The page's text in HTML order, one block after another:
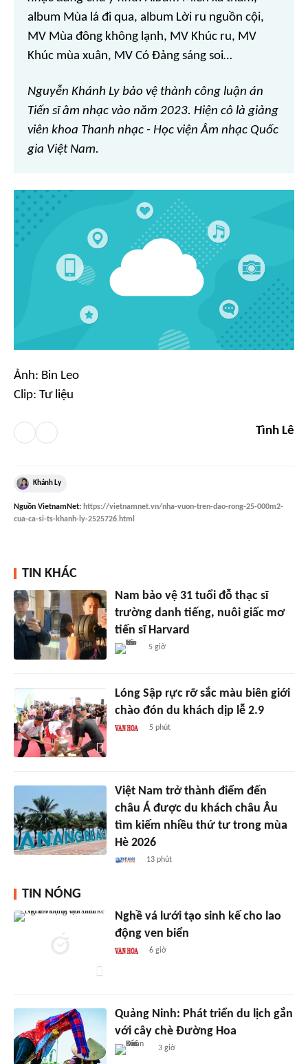
album Mùa lá đi qua, album Lời ru nguồn cội,
MV Mùa đông không lạnh, MV Khúc ru, MV
Khúc mùa xuân, MV Có Đảng sáng soi…
Nguyễn Khánh Ly bảo vệ thành công luận án
Tiến sĩ âm nhạc vào năm 2023. Hiện cô là giảng
viên khoa Thanh nhạc - Học viện Âm nhạc Quốc
gia Việt Nam.
Ảnh: Bin Leo
Clip: Tư liệu
Tình Lê
Khánh Ly
Nguồn VietnamNet: https://vietnamnet.vn/nha-vuon-tren-dao-rong-25-000m2-
cua-ca-si-ts-khanh-ly-2525726.html
TIN KHÁC
Nam bảo vệ 31 tuổi đỗ thạc sĩ
trường danh tiếng, nuôi giấc mơ
tiến sĩ Harvard
5 giờ
Lóng Sập rực rỡ sắc màu biên giới
chào đón du khách dịp lễ 2.9
5 phút
Việt Nam trở thành điểm đến
châu Á được du khách châu Âu
tìm kiếm nhiều thứ tư trong mùa
Hè 2026
13 phút
TIN NÓNG
Nghề vá lưới tạo sinh kế cho lao
động ven biển
6 giờ
Quảng Ninh: Phát triển du lịch gắn
với cây chè Đường Hoa
3 giờ